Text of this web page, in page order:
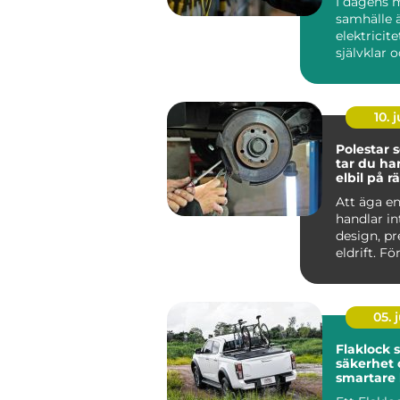
samhälle
självklar
v&ar...
10.
Polestar
tar du
elbil på
Att äga
handlar
design,
eldrift.
05.
Flaklock skydd,
säkerhet
smartare